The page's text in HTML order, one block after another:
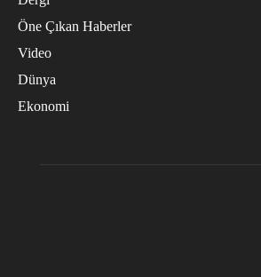
Öne Çıkan Haberler
Video
Dünya
Ekonomi